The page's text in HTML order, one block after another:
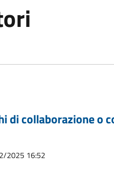
di collaborazione o
2025 16:52